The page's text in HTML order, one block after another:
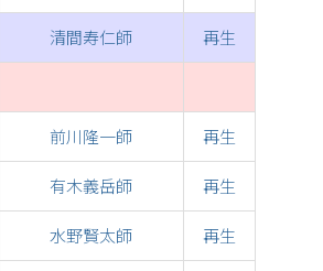
清間寿仁師 再生
前川隆一師 再生
有木義岳師 再生
水野賢太師 再生